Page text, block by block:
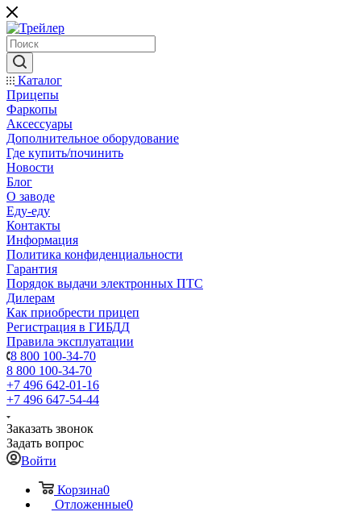
Каталог
Прицепы
Фаркопы
Аксессуары
Дополнительное оборудование
Где купить/починить
Новости
Блог
О заводе
Еду-еду
Контакты
Информация
Политика конфиденциальности
Гарантия
Порядок выдачи электронных ПТС
Дилерам
Как приобрести прицеп
Регистрация в ГИБДД
Правила эксплуатации
8 800 100-34-70
8 800 100-34-70
+7 496 642-01-16
+7 496 647-54-44
Заказать звонок
Задать вопрос
Войти
Корзина0
Отложенные0